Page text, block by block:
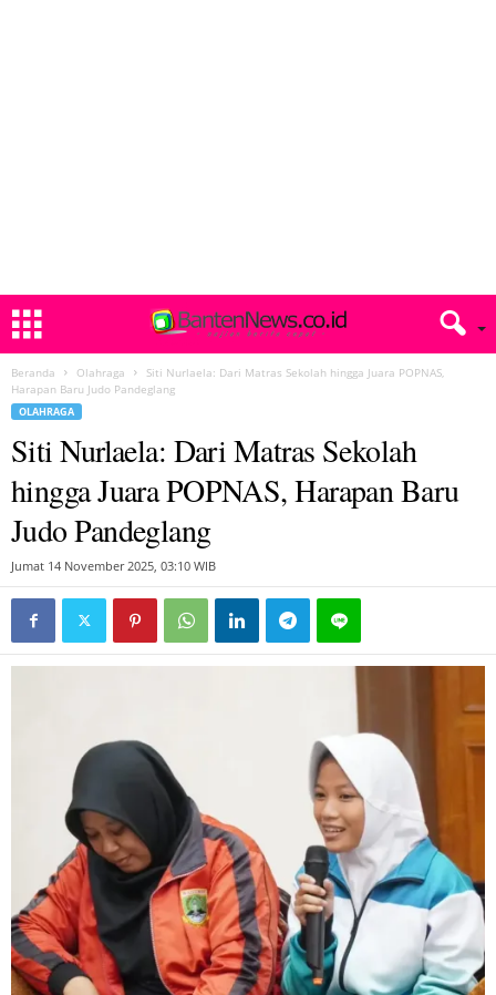
Beranda Olahraga
Siti Nurlaela: Dari Matras Sekolah hingga Juara POPNAS,
Harapan Baru Judo Pandeglang
OLAHRAGA
Siti Nurlaela: Dari Matras Sekolah
hingga Juara POPNAS, Harapan Baru
Judo Pandeglang
Jumat 14 November 2025, 03:10 WIB